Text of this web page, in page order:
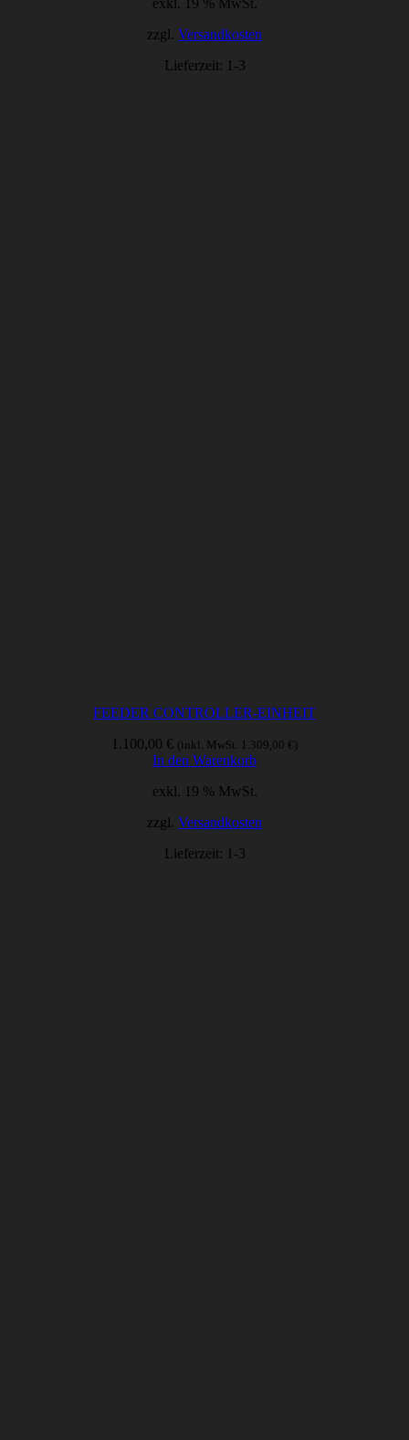
zzgl. Versandkosten
Lieferzeit: 1-3
FEEDER CONTROLLER-EINHEIT
1.100,00 € (inkl. MwSt. 1.309,00 € )
In den Warenkorb
exkl. 19 % MwSt.
zzgl. Versandkosten
Lieferzeit: 1-3